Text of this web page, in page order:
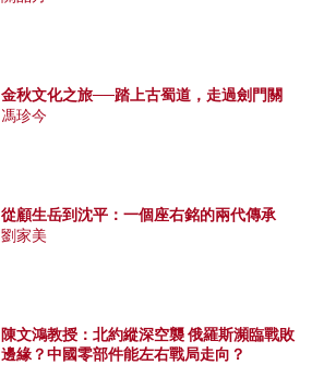
金秋文化之旅──踏上古蜀道，走過劍門關
馮珍今
從顧生岳到沈平：一個座右銘的兩代傳承
劉家美
陳文鴻教授：北約縱深空襲 俄羅斯瀕臨戰敗
邊緣？中國零部件能左右戰局走向？